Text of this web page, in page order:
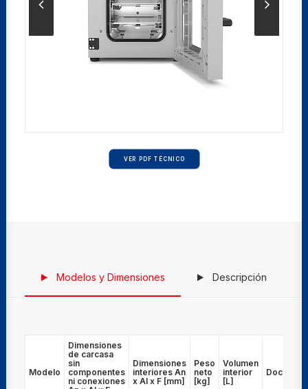
VER PDF TÉCNICO
Modelos y Dimensiones Descripción
Modelo
Dimensiones
de carcasa
sin
componentes
ni conexiones
Dimensiones
interiores An
x Al x F [mm]
Peso
neto
[kg]
Volumen
interior
[L]